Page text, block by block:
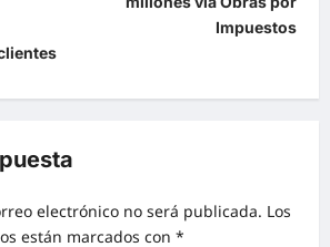
Impuestos
electrónico no será publicada. Los
están marcados con *